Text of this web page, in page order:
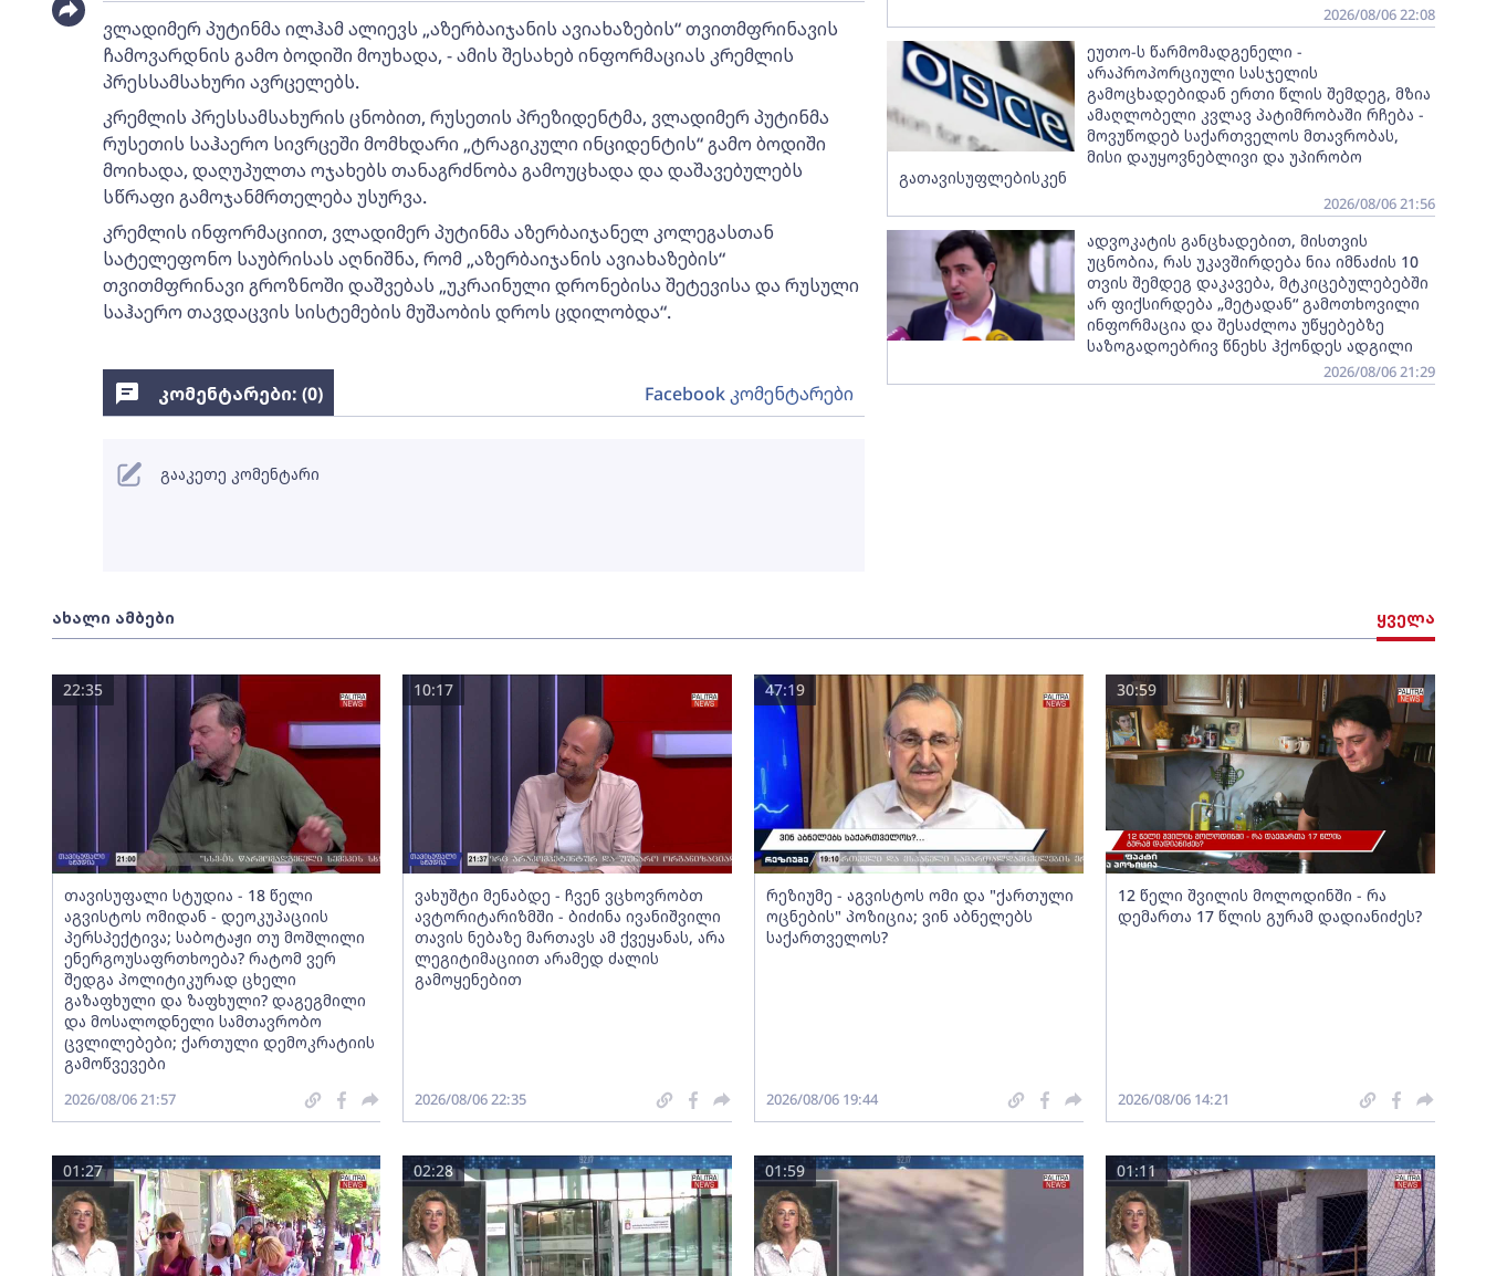
ვლადიმერ პუტინმა ილჰამ ალიევს „აზერბაიჯანის ავიახაზების“ თვითმფრინავის
ჩამოვარდნის გამო ბოდიში მოუხადა, - ამის შესახებ ინფორმაციას კრემლის
პრესსამსახური ავრცელებს.
კრემლის პრესსამსახურის ცნობით, რუსეთის პრეზიდენტმა, ვლადიმერ პუტინმა
რუსეთის საჰაერო სივრცეში მომხდარი „ტრაგიკული ინციდენტის“ გამო ბოდიში
მოიხადა, დაღუპულთა ოჯახებს თანაგრძნობა გამოუცხადა და დაშავებულებს
სწრაფი გამოჯანმრთელება უსურვა.
კრემლის ინფორმაციით, ვლადიმერ პუტინმა აზერბაიჯანელ კოლეგასთან
სატელეფონო საუბრისას აღნიშნა, რომ „აზერბაიჯანის ავიახაზების“
თვითმფრინავი გროზნოში დაშვებას „უკრაინული დრონებისა შეტევისა და რუსული
საჰაერო თავდაცვის სისტემების მუშაობის დროს ცდილობდა“.
2026/08/06 22:08
ეუთო-ს წარმომადგენელი -
არაპროპორციული სასჯელის
გამოცხადებიდან ერთი წლის შემდეგ, მზია
ამაღლობელი კვლავ პატიმრობაში რჩება -
მოვუწოდებ საქართველოს მთავრობას,
მისი დაუყოვნებლივი და უპირობო
გათავისუფლებისკენ
2026/08/06 21:56
ადვოკატის განცხადებით, მისთვის
უცნობია, რას უკავშირდება ნია იმნაძის 10
თვის შემდეგ დაკავება, მტკიცებულებებში
არ ფიქსირდება „მეტადან“ გამოთხოვილი
ინფორმაცია და შესაძლოა უწყებებზე
საზოგადოებრივ წნეხს ჰქონდეს ადგილი
2026/08/06 21:29
ახალი ამბები ყველა
თავისუფალი სტუდია - 18 წელი
აგვისტოს ომიდან - დეოკუპაციის
პერსპექტივა; საბოტაჟი თუ მოშლილი
ენერგოუსაფრთხოება? რატომ ვერ
შედგა პოლიტიკურად ცხელი
გაზაფხული და ზაფხული? დაგეგმილი
და მოსალოდნელი სამთავრობო
ცვლილებები; ქართული დემოკრატიის
გამოწვევები
22:35
2026/08/06 21:57
ვახუშტი მენაბდე - ჩვენ ვცხოვრობთ
ავტორიტარიზმში - ბიძინა ივანიშვილი
თავის ნებაზე მართავს ამ ქვეყანას, არა
ლეგიტიმაციით არამედ ძალის
გამოყენებით
10:17
2026/08/06 22:35
რეზიუმე - აგვისტოს ომი და "ქართული
ოცნების" პოზიცია; ვინ აბნელებს
საქართველოს?
47:19
2026/08/06 19:44
12 წელი შვილის მოლოდინში - რა
დემართა 17 წლის გურამ დადიანიძეს?
30:59
2026/08/06 14:21
01:27 02:28 01:59 01:11
კომენტარები: (0) Facebook კომენტარები
გააკეთე კომენტარი